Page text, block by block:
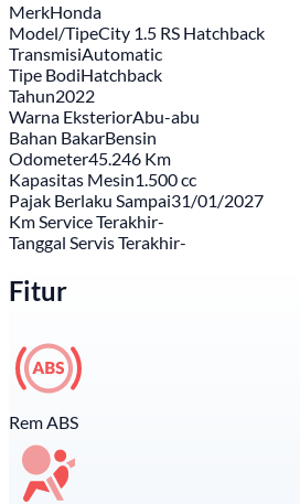
MerkHonda
Model/TipeCity 1.5 RS Hatchback
TransmisiAutomatic
Tipe BodiHatchback
Tahun2022
Warna EksteriorAbu-abu
Bahan BakarBensin
Odometer45.246 Km
Kapasitas Mesin1.500 cc
Pajak Berlaku Sampai31/01/2027
Km Service Terakhir-
Tanggal Servis Terakhir-
Fitur
Rem ABS